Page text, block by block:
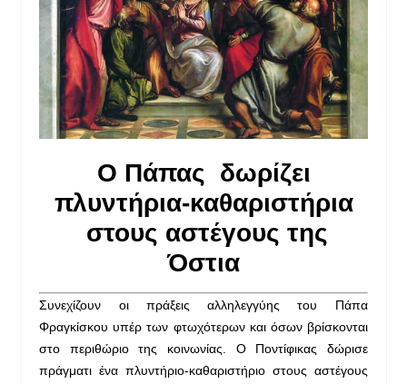
Ο Πάπας δωρίζει
πλυντήρια-καθαριστήρια
στους αστέγους της
Όστια
Συνεχίζουν οι πράξεις αλληλεγγύης του Πάπα
Φραγκίσκου υπέρ των φτωχότερων και όσων βρίσκονται
στο περιθώριο της κοινωνίας. Ο Ποντίφικας δώρισε
πράγματι ένα πλυντήριο-καθαριστήριο στους αστέγους